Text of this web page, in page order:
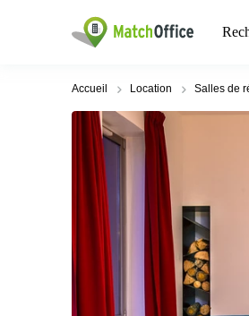
Accueil Location Salles de